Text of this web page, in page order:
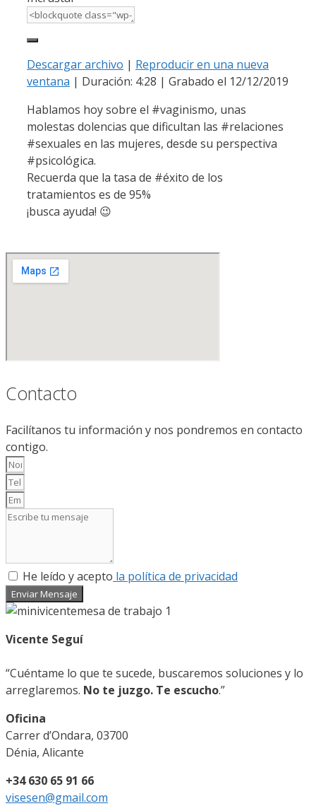
Descargar archivo | Reproducir en una nueva
ventana | Duración: 4:28 | Grabado el 12/12/2019
Hablamos hoy sobre el #vaginismo, unas
molestas dolencias que dificultan las #relaciones
#sexuales en las mujeres, desde su perspectiva
#psicológica.
Recuerda que la tasa de #éxito de los
tratamientos es de 95%
¡busca ayuda! 😉
Contacto
Facilítanos tu información y nos pondremos en contacto
contigo.
He leído y acepto la política de privacidad
Enviar Mensaje
Vicente Seguí
“Cuéntame lo que te sucede, buscaremos soluciones y lo
arreglaremos. No te juzgo. Te escucho.”
Oficina
Carrer d’Ondara, 03700
Dénia, Alicante
+34 630 65 91 66
visesen@gmail.com